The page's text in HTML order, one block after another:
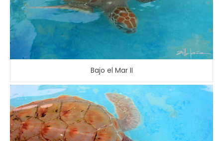
Bajo el Mar II